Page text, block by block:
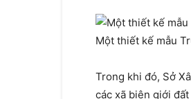
Một thiết kế mẫu
Trong khi đó, Sở
các xã biên giới